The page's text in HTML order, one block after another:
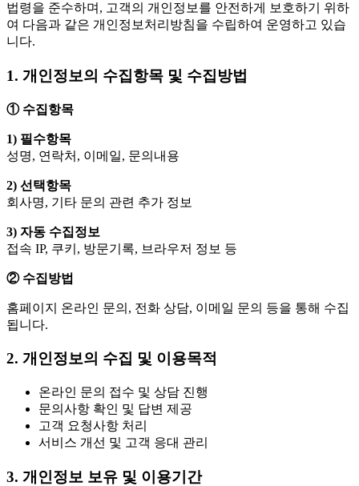
법령을 준수하며, 고객의 개인정보를 안전하게 보호하기 위하
여 다음과 같은 개인정보처리방침을 수립하여 운영하고 있습
니다.
1. 개인정보의 수집항목 및 수집방법
① 수집항목
1) 필수항목
성명, 연락처, 이메일, 문의내용
2) 선택항목
회사명, 기타 문의 관련 추가 정보
3) 자동 수집정보
접속 IP, 쿠키, 방문기록, 브라우저 정보 등
② 수집방법
홈페이지 온라인 문의, 전화 상담, 이메일 문의 등을 통해 수집
됩니다.
2. 개인정보의 수집 및 이용목적
온라인 문의 접수 및 상담 진행
문의사항 확인 및 답변 제공
고객 요청사항 처리
서비스 개선 및 고객 응대 관리
3. 개인정보 보유 및 이용기간